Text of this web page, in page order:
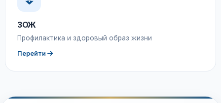
ЗОЖ
Профилактика и здоровый образ жизни
Перейти